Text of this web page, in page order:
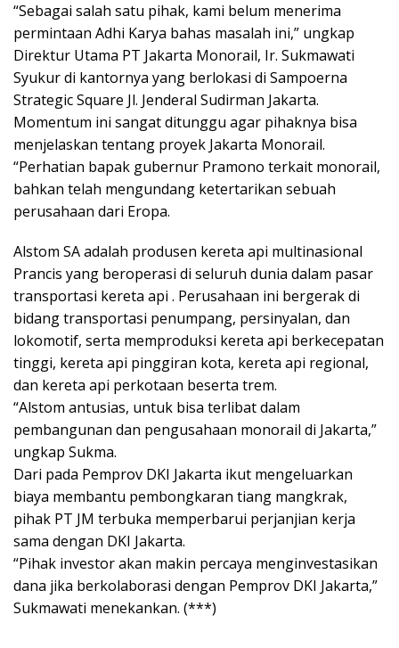
“Sebagai salah satu pihak, kami belum menerima
permintaan Adhi Karya bahas masalah ini,” ungkap
Direktur Utama PT Jakarta Monorail, Ir. Sukmawati
Syukur di kantornya yang berlokasi di Sampoerna
Strategic Square Jl. Jenderal Sudirman Jakarta.
Momentum ini sangat ditunggu agar pihaknya bisa
menjelaskan tentang proyek Jakarta Monorail.
“Perhatian bapak gubernur Pramono terkait monorail,
bahkan telah mengundang ketertarikan sebuah
perusahaan dari Eropa.
Alstom SA adalah produsen kereta api multinasional
Prancis yang beroperasi di seluruh dunia dalam pasar
transportasi kereta api . Perusahaan ini bergerak di
bidang transportasi penumpang, persinyalan, dan
lokomotif, serta memproduksi kereta api berkecepatan
tinggi, kereta api pinggiran kota, kereta api regional,
dan kereta api perkotaan beserta trem.
“Alstom antusias, untuk bisa terlibat dalam
pembangunan dan pengusahaan monorail di Jakarta,”
ungkap Sukma.
Dari pada Pemprov DKI Jakarta ikut mengeluarkan
biaya membantu pembongkaran tiang mangkrak,
pihak PT JM terbuka memperbarui perjanjian kerja
sama dengan DKI Jakarta.
“Pihak investor akan makin percaya menginvestasikan
dana jika berkolaborasi dengan Pemprov DKI Jakarta,”
Sukmawati menekankan. (***)